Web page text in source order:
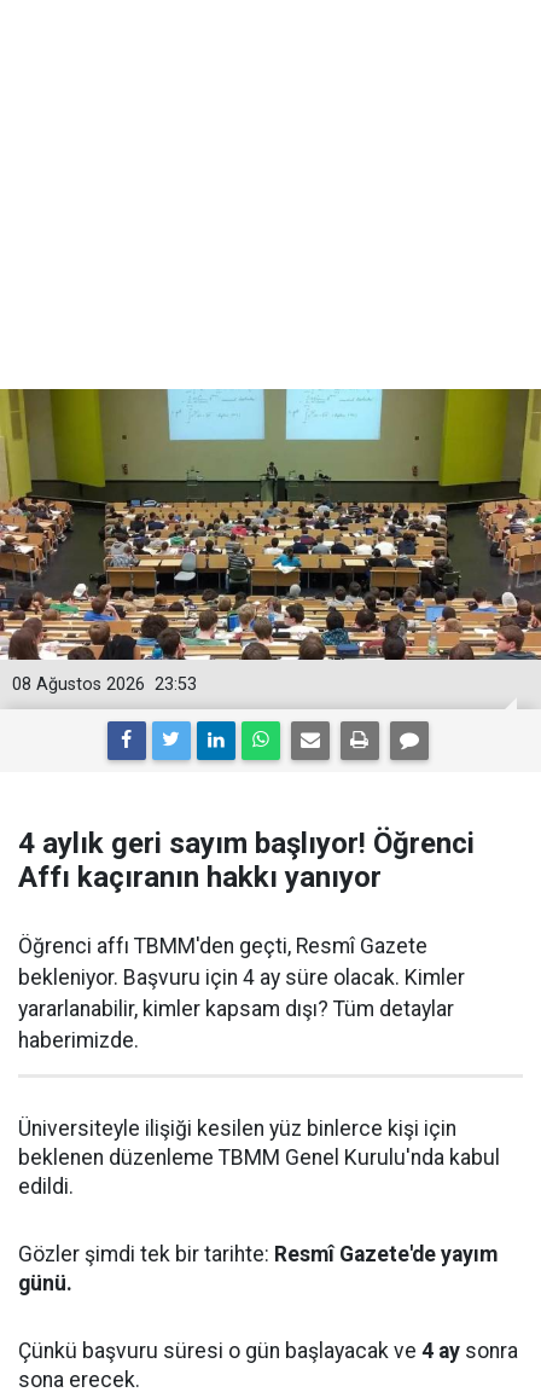
23:53
08 Ağustos 2026
4 aylık geri sayım başlıyor! Öğrenci
Affı kaçıranın hakkı yanıyor
Öğrenci affı TBMM'den geçti, Resmî Gazete
bekleniyor. Başvuru için 4 ay süre olacak. Kimler
yararlanabilir, kimler kapsam dışı? Tüm detaylar
haberimizde.
Üniversiteyle ilişiği kesilen yüz binlerce kişi için
beklenen düzenleme TBMM Genel Kurulu'nda kabul
edildi.
Gözler şimdi tek bir tarihte: Resmî Gazete'de yayım
günü.
Çünkü başvuru süresi o gün başlayacak ve 4 ay sonra
sona erecek.